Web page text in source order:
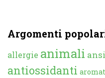
Argomenti
allergie animali
antiossidanti